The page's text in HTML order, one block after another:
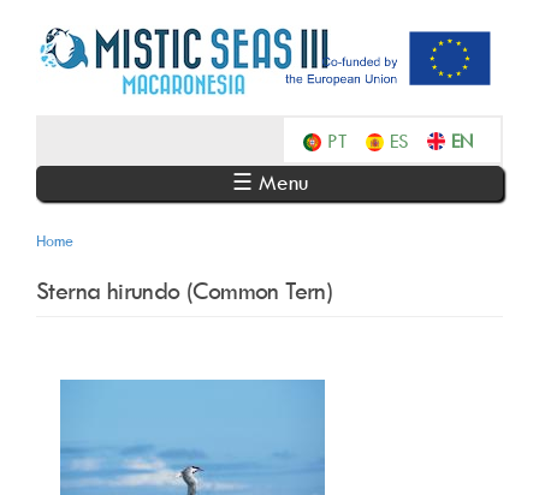
PortuguêsEspañol English
☰ Menu
Home
Sterna hirundo (Common Tern)